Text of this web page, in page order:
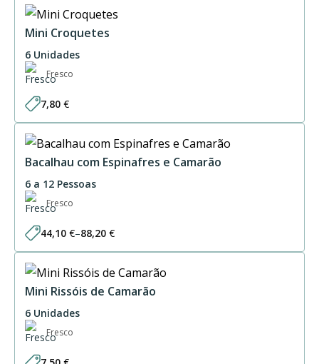
through
28,20 €
Mini Croquetes
6 Unidades
Fresco
7,80 €
Bacalhau com Espinafres e Camarão
6 a 12 Pessoas
Fresco
44,10 €–88,20 €
Price
range:
through
88,20 €
Mini Rissóis de Camarão
6 Unidades
Fresco